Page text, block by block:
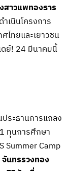
สาวแพทองธาร
เนินโครงการ
ไทยและเยาวชน
ดย์! 24 มีนาคมนี้
ประธานการแถลง
ทุนการศึกษา
Summer Camp
จันทรรวงทอง